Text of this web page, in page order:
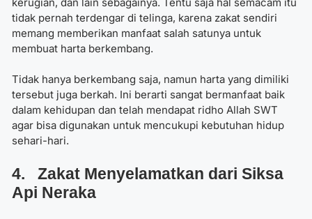
tidak pernah terdengar di telinga, karena zakat sendiri
memang memberikan manfaat salah satunya untuk
membuat harta berkembang.
Tidak hanya berkembang saja, namun harta yang dimiliki
tersebut juga berkah. Ini berarti sangat bermanfaat baik
dalam kehidupan dan telah mendapat ridho Allah SWT
agar bisa digunakan untuk mencukupi kebutuhan hidup
sehari-hari.
4. Zakat Menyelamatkan dari Siksa
Api Neraka